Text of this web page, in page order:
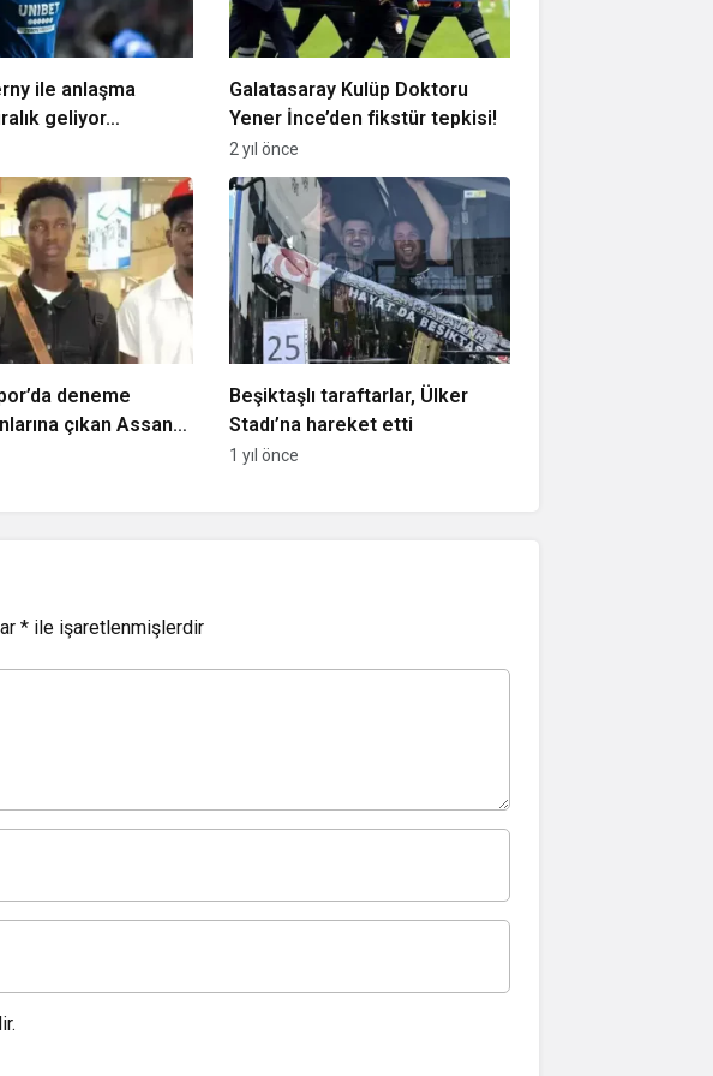
ile anlaşma
geliyor…
Galatasaray Kulüp Doktoru
Yener İnce’den fikstür tepkisi!
2 yıl önce
deneme
çıkan Assan
karar verildi
Beşiktaşlı taraftarlar, Ülker
Stadı’na hareket etti
1 yıl önce
* ile işaretlenmişlerdir